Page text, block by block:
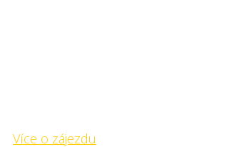
Více o zájezdu